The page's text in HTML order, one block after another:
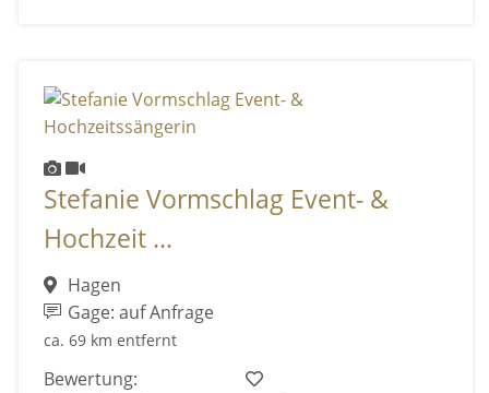
Stefanie Vormschlag Event- &
Hochzeit ...
Hagen
Gage: auf Anfrage
ca. 69 km entfernt
Bewertung: